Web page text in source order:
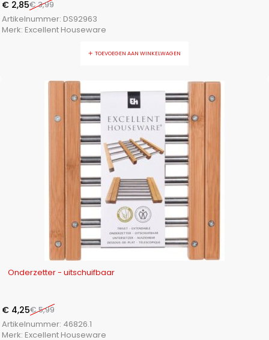
€3,99
€ 2,85
Artikelnummer: DS92963
Merk: Excellent Houseware
TOEVOEGEN AAN WINKELWAGEN
-29%
Onderzetter - uitschuifbaar
€5,99
€ 4,25
Artikelnummer: 46826.1
Merk: Excellent Houseware